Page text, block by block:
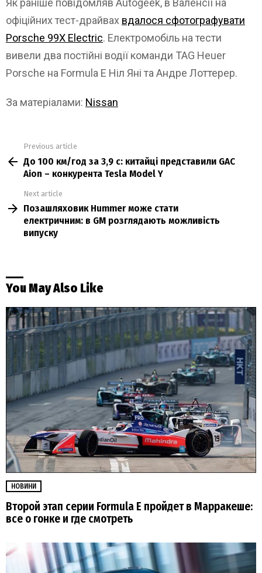
Як раніше повідомляв Autogeek, в Валенсії на
офіційних тест-драйвах вдалося сфотографувати
Porsche 99X Electric. Електромобіль на тести
вивели два постійні водії команди TAG Heuer
Porsche на Formula E Ніл Яні та Андре Лоттерер.
За матеріалами: Nissan
more
Previous article
До 100 км/год за 3,9 с: китайці представили GAC
Aion – конкурента Tesla Model Y
Next article
Позашляховик Hummer може стати
електричним: в GM розглядають можливість
випуску
You May Also Like
НОВИНИ
Второй этап серии Formula E пройдет в Марракеше:
все о гонке и где смотреть